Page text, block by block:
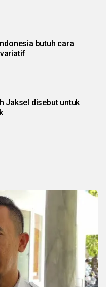
butuh cara
Jaksel disebut untuk